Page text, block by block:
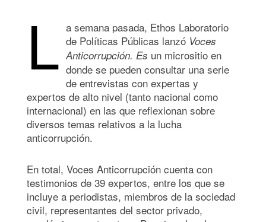
L a semana pasada, Ethos Laboratorio
de Políticas Públicas lanzó Voces
Anticorrupción. Es un micrositio en
donde se pueden consultar una serie
de entrevistas con expertas y
expertos de alto nivel (tanto nacional como
internacional) en las que reflexionan sobre
diversos temas relativos a la lucha
anticorrupción.
En total, Voces Anticorrupción cuenta con
testimonios de 39 expertos, entre los que se
incluye a periodistas, miembros de la sociedad
civil, representantes del sector privado,